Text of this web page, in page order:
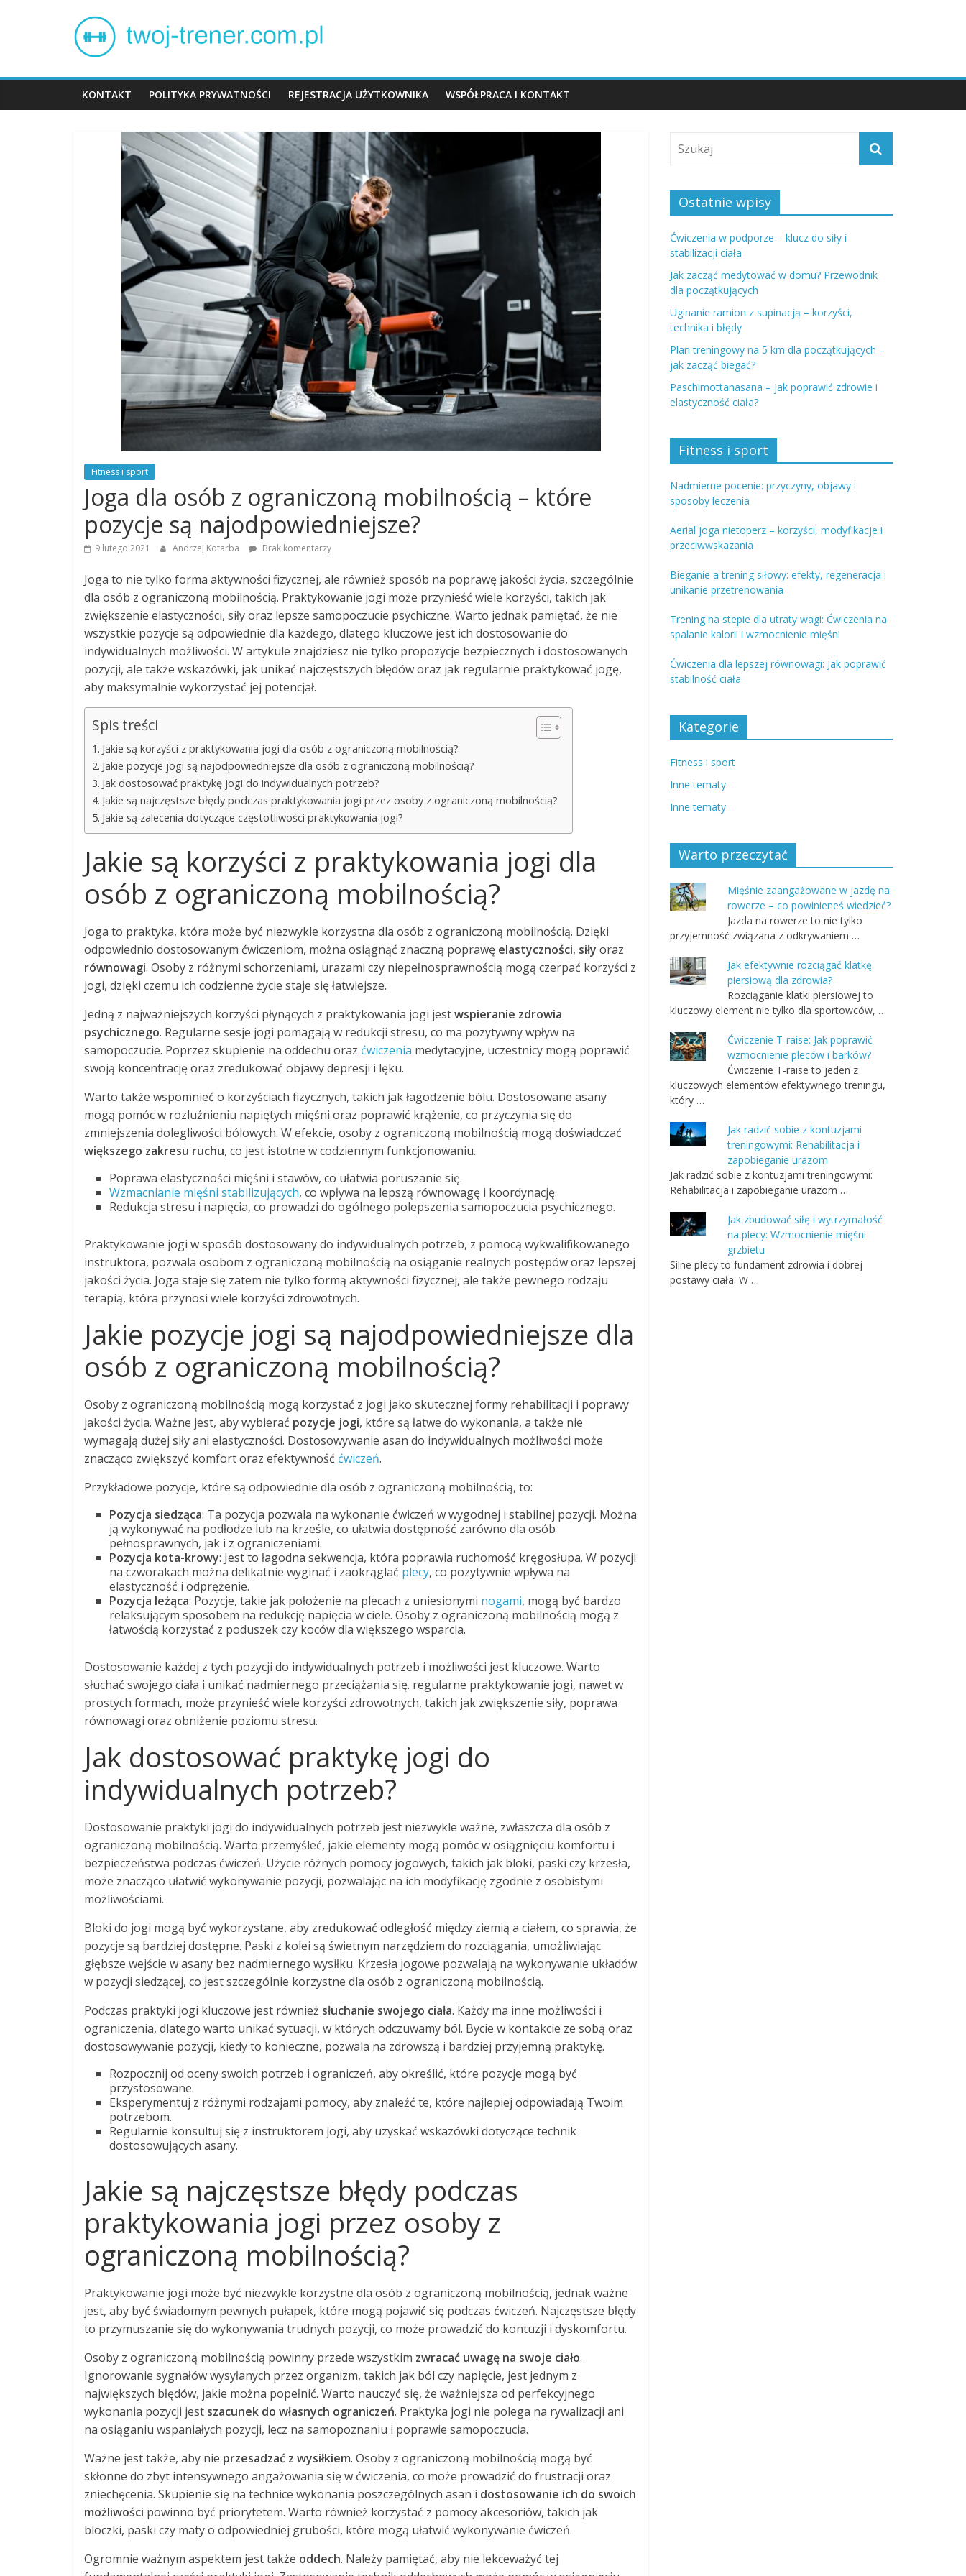
Twój
trener
KONTAKT POLITYKA PRYWATNOŚCI REJESTRACJA UŻYTKOWNIKA WSPÓŁPRACA I KONTAKT
Fitness i sport
Joga dla osób z ograniczoną mobilnością – które
pozycje są najodpowiedniejsze?
9 lutego 2021 Andrzej Kotarba Brak komentarzy
Joga to nie tylko forma aktywności fizycznej, ale również sposób na poprawę jakości życia, szczególnie
dla osób z ograniczoną mobilnością. Praktykowanie jogi może przynieść wiele korzyści, takich jak
zwiększenie elastyczności, siły oraz lepsze samopoczucie psychiczne. Warto jednak pamiętać, że nie
wszystkie pozycje są odpowiednie dla każdego, dlatego kluczowe jest ich dostosowanie do
indywidualnych możliwości. W artykule znajdziesz nie tylko propozycje bezpiecznych i dostosowanych
pozycji, ale także wskazówki, jak unikać najczęstszych błędów oraz jak regularnie praktykować jogę,
aby maksymalnie wykorzystać jej potencjał.
Spis treści
Jakie są korzyści z praktykowania jogi dla osób z ograniczoną mobilnością?
Jakie pozycje jogi są najodpowiedniejsze dla osób z ograniczoną mobilnością?
Jak dostosować praktykę jogi do indywidualnych potrzeb?
Jakie są najczęstsze błędy podczas praktykowania jogi przez osoby z ograniczoną mobilnością?
Jakie są zalecenia dotyczące częstotliwości praktykowania jogi?
Jakie są korzyści z praktykowania jogi dla
osób z ograniczoną mobilnością?
Joga to praktyka, która może być niezwykle korzystna dla osób z ograniczoną mobilnością. Dzięki
odpowiednio dostosowanym ćwiczeniom, można osiągnąć znaczną poprawę elastyczności, siły oraz
równowagi. Osoby z różnymi schorzeniami, urazami czy niepełnosprawnością mogą czerpać korzyści z
jogi, dzięki czemu ich codzienne życie staje się łatwiejsze.
Jedną z najważniejszych korzyści płynących z praktykowania jogi jestwspieranie zdrowia
psychicznego. Regularne sesje jogi pomagają w redukcji stresu, co ma pozytywny wpływ na
samopoczucie. Poprzez skupienie na oddechu oraz ćwiczenia medytacyjne, uczestnicy mogą poprawić
swoją koncentrację oraz zredukować objawy depresji i lęku.
Warto także wspomnieć o korzyściach fizycznych, takich jak łagodzenie bólu. Dostosowane asany
mogą pomóc w rozluźnieniu napiętych mięśni oraz poprawić krążenie, co przyczynia się do
zmniejszenia dolegliwości bólowych. W efekcie, osoby z ograniczoną mobilnością mogą doświadczać
większego zakresu ruchu, co jest istotne w codziennym funkcjonowaniu.
Poprawa elastyczności mięśni i stawów, co ułatwia poruszanie się.
Wzmacnianie mięśni stabilizujących, co wpływa na lepszą równowagę i koordynację.
Redukcja stresu i napięcia, co prowadzi do ogólnego polepszenia samopoczucia psychicznego.
Praktykowanie jogi w sposób dostosowany do indywidualnych potrzeb, z pomocą wykwalifikowanego
instruktora, pozwala osobom z ograniczoną mobilnością na osiąganie realnych postępów oraz lepszej
jakości życia. Joga staje się zatem nie tylko formą aktywności fizycznej, ale także pewnego rodzaju
terapią, która przynosi wiele korzyści zdrowotnych.
Jakie pozycje jogi są najodpowiedniejsze dla
osób z ograniczoną mobilnością?
Osoby z ograniczoną mobilnością mogą korzystać z jogi jako skutecznej formy rehabilitacji i poprawy
jakości życia. Ważne jest, aby wybierać pozycje jogi, które są łatwe do wykonania, a także nie
wymagają dużej siły ani elastyczności. Dostosowywanie asan do indywidualnych możliwości może
znacząco zwiększyć komfort oraz efektywność ćwiczeń.
Przykładowe pozycje, które są odpowiednie dla osób z ograniczoną mobilnością, to:
Pozycja siedząca: Ta pozycja pozwala na wykonanie ćwiczeń w wygodnej i stabilnej pozycji. Można
ją wykonywać na podłodze lub na krześle, co ułatwia dostępność zarówno dla osób
pełnosprawnych, jak i z ograniczeniami.
Pozycja kota-krowy: Jest to łagodna sekwencja, która poprawia ruchomość kręgosłupa. W pozycji
na czworakach można delikatnie wyginać i zaokrąglać plecy, co pozytywnie wpływa na
elastyczność i odprężenie.
Pozycja leżąca: Pozycje, takie jak położenie na plecach z uniesionymi nogami, mogą być bardzo
relaksującym sposobem na redukcję napięcia w ciele. Osoby z ograniczoną mobilnością mogą z
łatwością korzystać z poduszek czy koców dla większego wsparcia.
Dostosowanie każdej z tych pozycji do indywidualnych potrzeb i możliwości jest kluczowe. Warto
słuchać swojego ciała i unikać nadmiernego przeciążania się. regularne praktykowanie jogi, nawet w
prostych formach, może przynieść wiele korzyści zdrowotnych, takich jak zwiększenie siły, poprawa
równowagi oraz obniżenie poziomu stresu.
Jak dostosować praktykę jogi do
indywidualnych potrzeb?
Dostosowanie praktyki jogi do indywidualnych potrzeb jest niezwykle ważne, zwłaszcza dla osób z
ograniczoną mobilnością. Warto przemyśleć, jakie elementy mogą pomóc w osiągnięciu komfortu i
bezpieczeństwa podczas ćwiczeń. Użycie różnych pomocy jogowych, takich jak bloki, paski czy krzesła,
może znacząco ułatwić wykonywanie pozycji, pozwalając na ich modyfikację zgodnie z osobistymi
możliwościami.
Bloki do jogi mogą być wykorzystane, aby zredukować odległość między ziemią a ciałem, co sprawia, że
pozycje są bardziej dostępne. Paski z kolei są świetnym narzędziem do rozciągania, umożliwiając
głębsze wejście w asany bez nadmiernego wysiłku. Krzesła jogowe pozwalają na wykonywanie układów
w pozycji siedzącej, co jest szczególnie korzystne dla osób z ograniczoną mobilnością.
Podczas praktyki jogi kluczowe jest również słuchanie swojego ciała. Każdy ma inne możliwości i
ograniczenia, dlatego warto unikać sytuacji, w których odczuwamy ból. Bycie w kontakcie ze sobą oraz
dostosowywanie pozycji, kiedy to konieczne, pozwala na zdrowszą i bardziej przyjemną praktykę.
Rozpocznij od oceny swoich potrzeb i ograniczeń, aby określić, które pozycje mogą być
przystosowane.
Eksperymentuj z różnymi rodzajami pomocy, aby znaleźć te, które najlepiej odpowiadają Twoim
potrzebom.
Regularnie konsultuj się z instruktorem jogi, aby uzyskać wskazówki dotyczące technik
dostosowujących asany.
Jakie są najczęstsze błędy podczas
praktykowania jogi przez osoby z
ograniczoną mobilnością?
Praktykowanie jogi może być niezwykle korzystne dla osób z ograniczoną mobilnością, jednak ważne
jest, aby być świadomym pewnych pułapek, które mogą pojawić się podczas ćwiczeń. Najczęstsze błędy
to przymuszanie się do wykonywania trudnych pozycji, co może prowadzić do kontuzji i dyskomfortu.
Osoby z ograniczoną mobilnością powinny przede wszystkim zwracać uwagę na swoje ciało.
Ignorowanie sygnałów wysyłanych przez organizm, takich jak ból czy napięcie, jest jednym z
największych błędów, jakie można popełnić. Warto nauczyć się, że ważniejsza od perfekcyjnego
wykonania pozycji jest szacunek do własnych ograniczeń. Praktyka jogi nie polega na rywalizacji ani
na osiąganiu wspaniałych pozycji, lecz na samopoznaniu i poprawie samopoczucia.
Ważne jest także, aby nie przesadzać z wysiłkiem. Osoby z ograniczoną mobilnością mogą być
skłonne do zbyt intensywnego angażowania się w ćwiczenia, co może prowadzić do frustracji oraz
zniechęcenia. Skupienie się na technice wykonania poszczególnych asan i dostosowanie ich do swoich
możliwości powinno być priorytetem. Warto również korzystać z pomocy akcesoriów, takich jak
bloczki, paski czy maty o odpowiedniej grubości, które mogą ułatwić wykonywanie ćwiczeń.
Ogromnie ważnym aspektem jest także oddech. Należy pamiętać, aby nie lekceważyć tej
Ostatnie wpisy
Ćwiczenia w podporze – klucz do siły i
stabilizacji ciała
Jak zacząć medytować w domu? Przewodnik
dla początkujących
Uginanie ramion z supinacją – korzyści,
technika i błędy
Plan treningowy na 5 km dla początkujących –
jak zacząć biegać?
Paschimottanasana – jak poprawić zdrowie i
elastyczność ciała?
Fitness i sport
Nadmierne pocenie: przyczyny, objawy i
sposoby leczenia
Aerial joga nietoperz – korzyści, modyfikacje i
przeciwwskazania
Bieganie a trening siłowy: efekty, regeneracja i
unikanie przetrenowania
Trening na stepie dla utraty wagi: Ćwiczenia na
spalanie kalorii i wzmocnienie mięśni
Ćwiczenia dla lepszej równowagi: Jak poprawić
stabilność ciała
Kategorie
Fitness i sport
Inne tematy
Inne tematy
Warto przeczytać
Mięśnie zaangażowane w jazdę na
rowerze – co powinieneś wiedzieć?
Jazda na rowerze to nie tylko
przyjemność związana z odkrywaniem …
Jak efektywnie rozciągać klatkę
piersiową dla zdrowia?
Rozciąganie klatki piersiowej to
kluczowy element nie tylko dla sportowców, …
Ćwiczenie T-raise: Jak poprawić
wzmocnienie pleców i barków?
Ćwiczenie T-raise to jeden z
kluczowych elementów efektywnego treningu,
który …
Jak radzić sobie z kontuzjami
treningowymi: Rehabilitacja i
zapobieganie urazom
Jak radzić sobie z kontuzjami treningowymi:
Rehabilitacja i zapobieganie urazom …
Jak zbudować siłę i wytrzymałość
na plecy: Wzmocnienie mięśni
grzbietu
Silne plecy to fundament zdrowia i dobrej
postawy ciała. W …